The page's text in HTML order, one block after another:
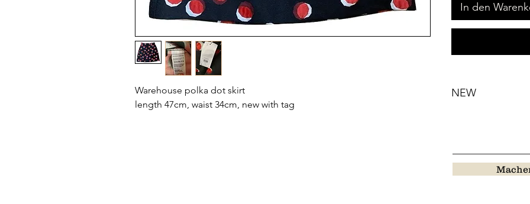
Warehouse polka dot skirt
length 47cm, waist 34cm, new with tag
In den
NEW